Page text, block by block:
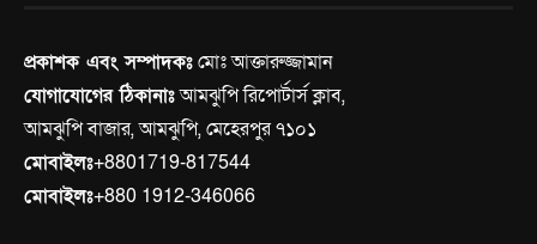
প্রকাশক এবং সম্পাদকঃমোঃ আক্তারুজ্জামান
যোগাযোগের ঠিকানাঃআমঝুপি রিপোর্টার্স ক্লাব,
আমঝুপি বাজার, আমঝুপি, মেহেরপুর ৭১০১
মোবাইলঃ+8801719-817544
মোবাইলঃ+880 1912-346066